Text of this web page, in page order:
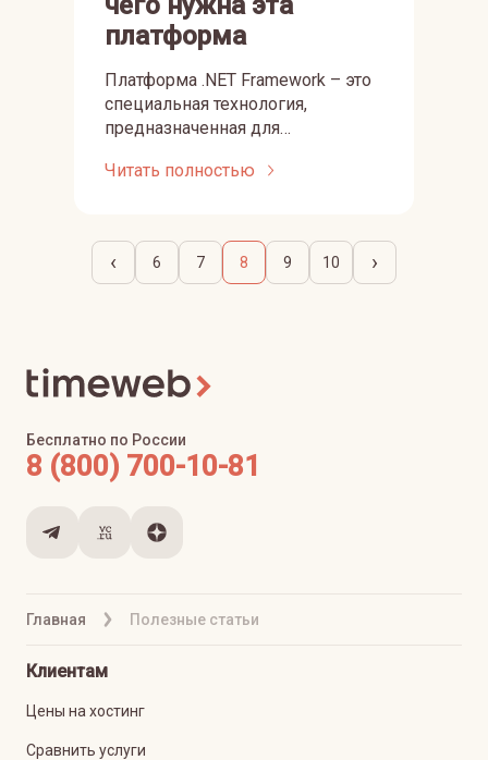
платформа
Платформа .NET Framework – это
специальная технология,
предназначенная для
служб и создания приложений на
Что все это означает для
программиста и обычного
Читать полностью
‹ 6 7 8 9 10 ›
Главная Полезные статьи
Бесплатно по России
8 (800) 700-10-81
Клиентам
Цены на хостинг
Сравнить услуги